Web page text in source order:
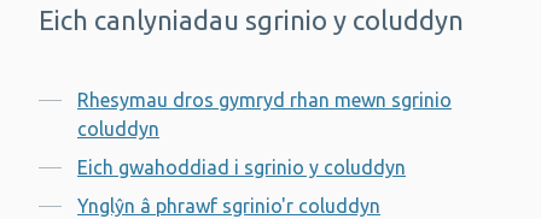
-
Eich canlyniadau sgrinio y coluddyn
Cynnwys
Rhesymau dros gymryd rhan mewn sgrinio
coluddyn
Eich gwahoddiad i sgrinio y coluddyn
Ynglŷn â phrawf sgrinio'r coluddyn